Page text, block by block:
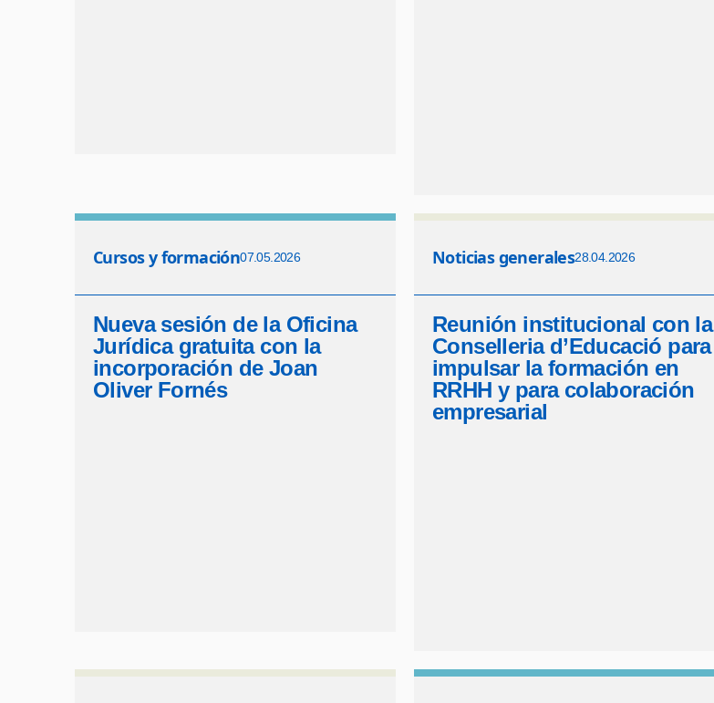
Cursos y formación07.05.2026
Nueva sesión de la Oficina
Jurídica gratuita con la
incorporación de Joan
Oliver Fornés
Noticias generales28.04.2026
Reunión institucional con la
Conselleria d’Educació para
impulsar la formación en
RRHH y para colaboración
empresarial